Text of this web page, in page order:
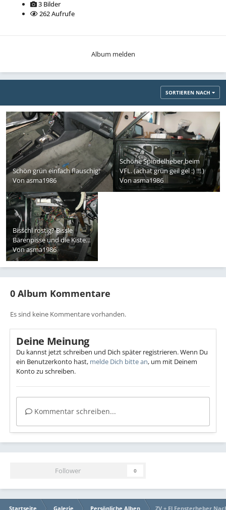
3 Bilder
262 Aufrufe
Album melden
SORTIEREN NACH
Schön grün einfach flauschig!
Vonasma1986
Schöne Spindelheber beim
VFL. (achat grün geil gel :) !!! )
Vonasma1986
Bisschl rostig? Bissle
Bärenpisse und die Kisten
hält paar jahrzent
weiter^^.
Vonasma1986
0 Album Kommentare
Es sind keine Kommentare vorhanden.
Deine Meinung
Du kannst jetzt schreiben und Dich später registrieren. Wenn Du
ein Benutzerkonto hast, melde Dich bitte an, um mit Deinem
Konto zu schreiben.
Kommentar schreiben...
Follower 0
Startseite Galerie Persönliche Alben ZV + El Fensterheber